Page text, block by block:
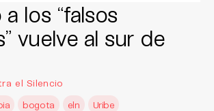
los “falsos
vuelve al sur de
el Silencio
bogota eln
Uribe